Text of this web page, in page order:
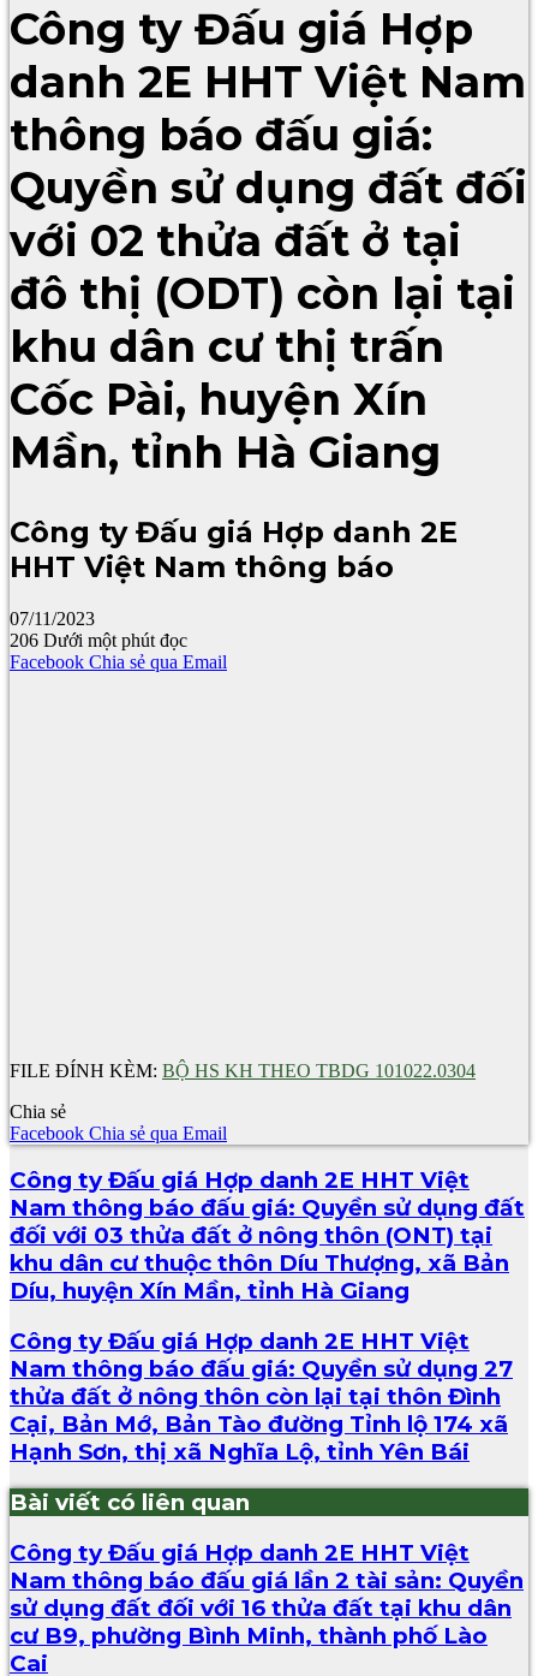
Công ty Đấu giá Hợp
danh 2E HHT Việt Nam
thông báo đấu giá:
Quyền sử dụng đất đối
với 02 thửa đất ở tại
đô thị (ODT) còn lại tại
khu dân cư thị trấn
Cốc Pài, huyện Xín
Mần, tỉnh Hà Giang
Công ty Đấu giá Hợp danh 2E
HHT Việt Nam thông báo
07/11/2023
206 Dưới một phút đọc
Facebook Chia sẻ qua Email
FILE ĐÍNH KÈM: BỘ HS KH THEO TBDG 101022.0304
Chia sẻ
Facebook Chia sẻ qua Email
Công ty Đấu giá Hợp danh 2E HHT Việt
Nam thông báo đấu giá: Quyền sử dụng đất
đối với 03 thửa đất ở nông thôn (ONT) tại
khu dân cư thuộc thôn Díu Thượng, xã Bản
Díu, huyện Xín Mần, tỉnh Hà Giang
Công ty Đấu giá Hợp danh 2E HHT Việt
Nam thông báo đấu giá: Quyền sử dụng 27
thửa đất ở nông thôn còn lại tại thôn Đình
Cại, Bản Mớ, Bản Tào đường Tỉnh lộ 174 xã
Hạnh Sơn, thị xã Nghĩa Lộ, tỉnh Yên Bái
Bài viết có liên quan
Công ty Đấu giá Hợp danh 2E HHT Việt
Nam thông báo đấu giá lần 2 tài sản: Quyền
sử dụng đất đối với 16 thửa đất tại khu dân
cư B9, phường Bình Minh, thành phố Lào
Cai